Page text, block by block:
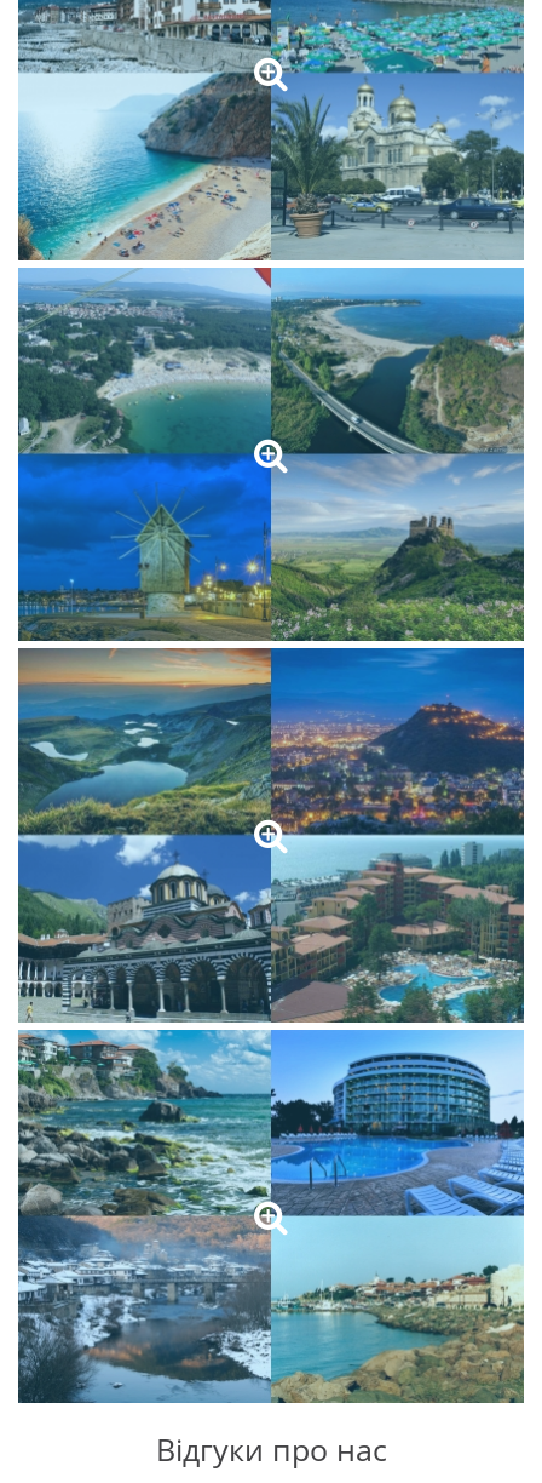
Відгуки про нас